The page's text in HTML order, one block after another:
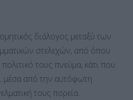
διάλογος μεταξύ των
στελεχών, από όπου
τους πνεύμα, κάτι που
μέσα από την αυτόφωτη
τους πορεία.